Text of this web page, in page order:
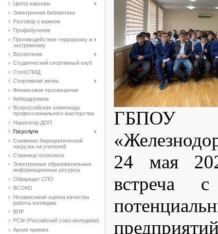
Центр карьеры
Электронная библиотека
Разговор о важном
Профобучение
Противодействие терроризму и
экстремизму
Воспитание
Студенческий спортивный клуб
CтопСПИД
Спортивная жизнь
Финансовое просвещение
Кибердружина
Всероссийская олимпиада
профессионального мастерства
Навигатор ДОП
Госуслуги
Снижение бюрократической
нагрузки на учителей
Страница психолога
Электронные образовательные
информационные ресурсы
Обркредит СПО
ВСОКО
Независимая оценка качества
работы колледжа
ВПР
РСМ (Российский союз молодежи)
Архив приема
24 мая
встреча с